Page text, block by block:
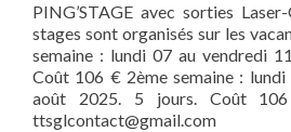
PING’STAGE avec sorties
stages sont organisés sur les
semaine : lundi 07 au vendredi
Coût 106 € 2ème semaine :
août 2025. 5 jours. Coût
ttsglcontact@gmail.com